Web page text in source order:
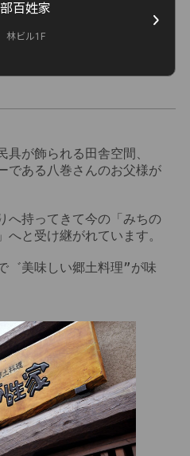
百姓家
林ビル1F
が飾られる田舎空間、
である八巻さんのお父様が
へ持ってきて今の「みちの
へと受け継がれています。
゛美味しい郷土料理”が味